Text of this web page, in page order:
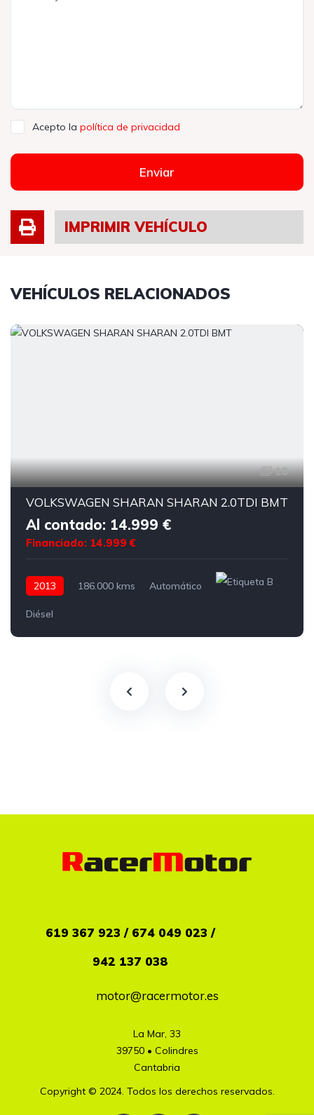
Acepto la política de privacidad
Enviar
IMPRIMIR VEHÍCULO
VEHÍCULOS RELACIONADOS
18
VOLKSWAGEN SHARAN SHARAN 2.0TDI BMT
Al contado: 14.999 €
Financiado: 14.999 €
2013 186.000 kms Automático
Diésel
619 367 923 / 674 049 023 /
942 137 038
motor@racermotor.es
La Mar, 33
39750 • Colindres
Cantabria
Copyright © 2024. Todos los derechos reservados.